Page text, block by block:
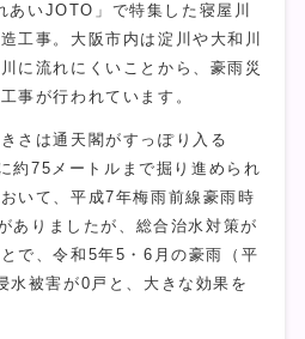
いJOTO」で特集した寝屋川
工事。大阪市内は淀川や大和川
に流れにくいことから、豪雨災
事が行われています。
さは通天閣がすっぽり入る
約75メートルまで掘り進められ
いて、平成7年梅雨前線豪雨時
ありましたが、総合治水対策が
で、令和5年5・6月の豪雨（平
水被害が0戸と、大きな効果を